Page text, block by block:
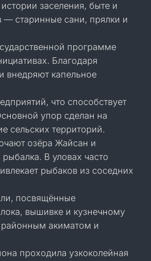
заселения, быте и
— старинные сани, прялки и
программе
Благодаря
внедряют капельное
что способствует
упор сделан на
сельских территорий.
озёра Жайсан и
В уловах часто
рыбаков из соседних
посвящённые
вышивке и кузнечному
акиматом и
проходила узкоколейная